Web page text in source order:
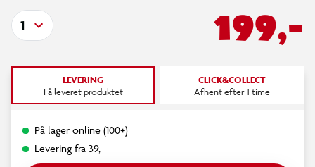
199,-
1
LEVERING
Få leveret produktet
CLICK&COLLECT
Afhent efter 1 time
På lager online (100+)
Levering fra 39,-